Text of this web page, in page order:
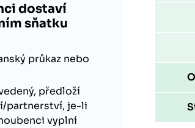
dostaví
sňatku
průkaz nebo
předloží
partnerství, je-li
vyplní